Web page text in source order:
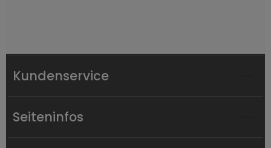
Kundenservice
Seiteninfos